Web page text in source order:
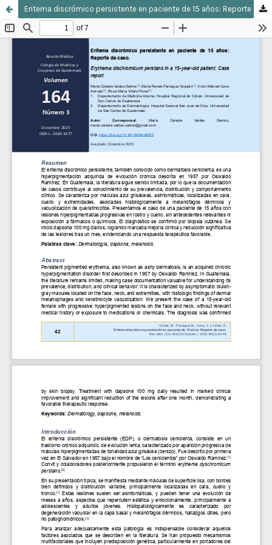
Eritema discrómico persistente en paciente de 15 años: Reporte de caso.